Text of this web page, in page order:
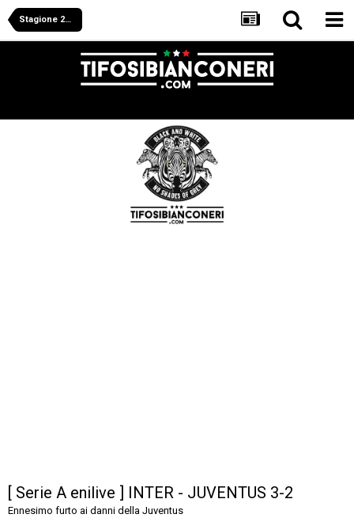
Stagione 2025/2026
[ Serie A enilive ] INTER - JUVENTUS 3-2
Ennesimo furto ai danni della Juventus